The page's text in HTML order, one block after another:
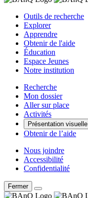
Outils de recherche
Explorer
Apprendre
Obtenir de l'aide
Éducation
Espace Jeunes
Notre institution
Recherche
Mon dossier
Aller sur place
Activités
Présentation visuelle
Obtenir de l’aide
Nous joindre
Accessibilité
Confidentialité
Fermer